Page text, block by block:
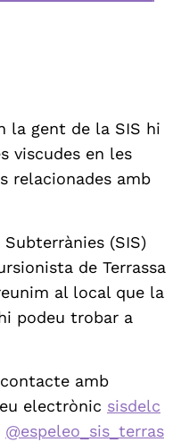
la gent de la SIS hi
viscudes en les
relacionades amb
Subterrànies (SIS)
de Terrassa
al local que la
podeu trobar a
amb
electrònic sisdelc
@espeleo_sis_terras